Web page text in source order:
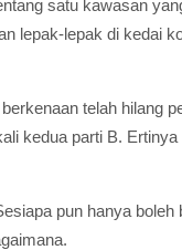
satu kawasan
lepak-lepak di kedai
telah hilang
kedua parti B.
pun hanya boleh